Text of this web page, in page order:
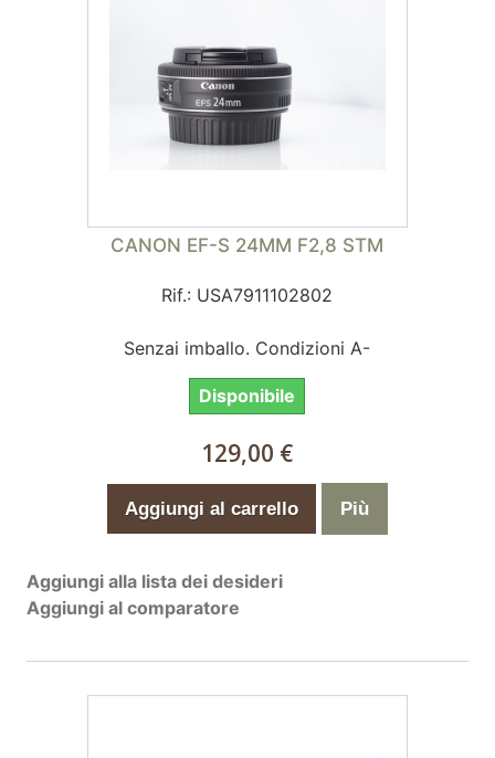
CANON EF-S 24MM F2,8 STM
Rif.: USA7911102802
Senzai imballo. Condizioni A-
Disponibile
129,00 €
Aggiungi al carrello Più
Aggiungi alla lista dei desideri
Aggiungi al comparatore